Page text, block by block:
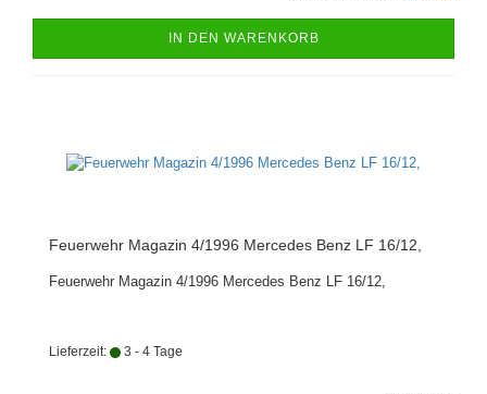
IN DEN WARENKORB
Feuerwehr Magazin 4/1996 Mercedes Benz LF 16/12,
Feuerwehr Magazin 4/1996 Mercedes Benz LF 16/12,
Lieferzeit: 3 - 4 Tage